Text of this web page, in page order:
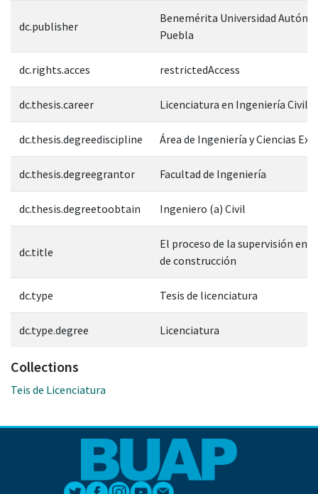
dc.publisher
Benemérita Universidad
Puebla
dc.rights.acces restrictedAccess
dc.thesis.career Licenciatura en Ingeniería Civil
dc.thesis.degreediscipline Área de Ingeniería y Ciencias
dc.thesis.degreegrantor Facultad de Ingeniería
dc.thesis.degreetoobtain Ingeniero (a) Civil
dc.title
El proceso de la supervisión en
de construcción
dc.type Tesis de licenciatura
dc.type.degree Licenciatura
Collections
Teis de Licenciatura